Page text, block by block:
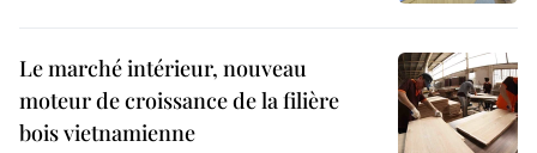
Le marché intérieur, nouveau
moteur de croissance de la filière
bois vietnamienne